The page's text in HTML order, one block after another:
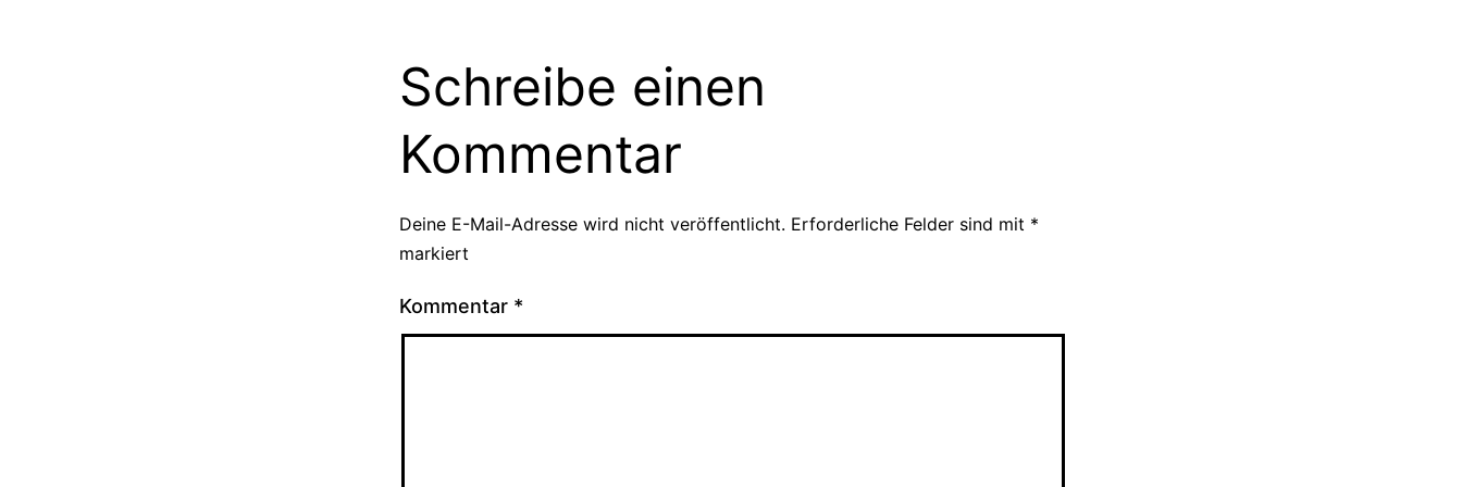
Schreibe einen
Kommentar
Deine E-Mail-Adresse wird nicht veröffentlicht. Erforderliche Felder sind mit *
markiert
Kommentar *